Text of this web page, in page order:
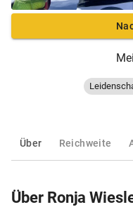
Über Reichweite
Über Ronja